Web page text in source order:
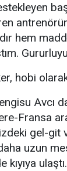
hem
hobi
Avcı
Fransa
gel-
uzun